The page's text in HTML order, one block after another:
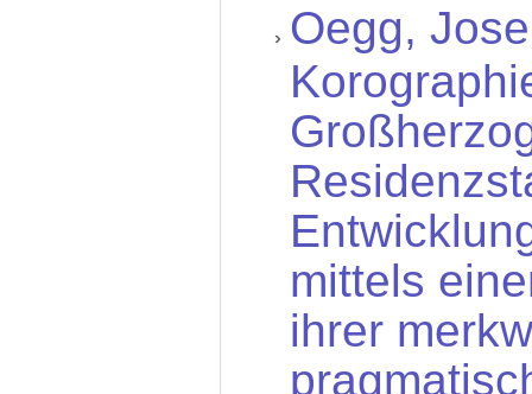
Oegg,
mittels
ihrer